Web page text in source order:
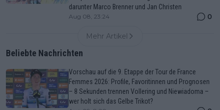
darunter Marco Brenner und Jan Christen
Aug 08, 23:24 0
Mehr Artikel
Beliebte Nachrichten
Vorschau auf die 9. Etappe der Tour de France
Femmes 2026: Profile, Favoritinnen und Prognosen
– 8 Sekunden trennen Vollering und Niewiadoma –
wer holt sich das Gelbe Trikot?